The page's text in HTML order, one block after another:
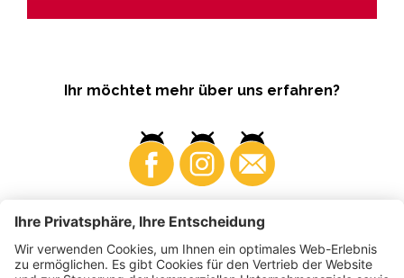
Ihr möchtet mehr über uns erfahren?
Business Produzenten